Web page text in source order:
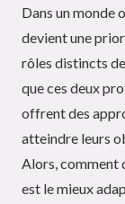
Dans un monde
devient une
rôles distincts
que ces deux
offrent des
atteindre leurs
Alors, comment
est le mieux